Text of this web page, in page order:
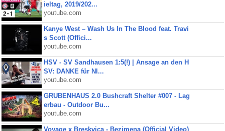
ieltag, 2019/202...
youtube.com
Kanye West – Wash Us In The Blood feat. Travi
s Scott (Offici...
youtube.com
HSV - SV Sandhausen 1:5(!) | Ansage an den H
SV: DANKE für NI...
youtube.com
GRUBENHAUS 2.0 Bushcraft Shelter #007 - Lag
erbau - Outdoor Bu...
youtube.com
Voyage x Breskvica - Bezimena (Official Video)